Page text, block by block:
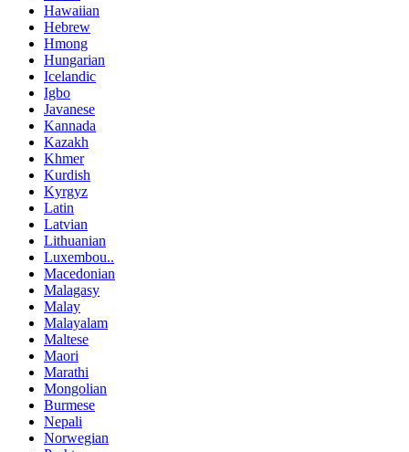
Hawaiian
Hebrew
Hmong
Hungarian
Icelandic
Igbo
Javanese
Kannada
Kazakh
Khmer
Kurdish
Kyrgyz
Latin
Latvian
Lithuanian
Luxembou..
Macedonian
Malagasy
Malay
Malayalam
Maltese
Maori
Marathi
Mongolian
Burmese
Nepali
Norwegian